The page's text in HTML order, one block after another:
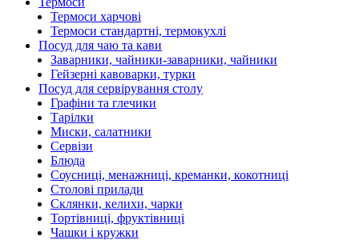
Термоси харчові
Термоси стандартні, термокухлі
Посуд для чаю та кави
Заварники, чайники-заварники, чайники
Гейзерні кавоварки, турки
Посуд для сервірування столу
Графіни та глечики
Тарілки
Миски, салатники
Сервізи
Блюда
Соусниці, менажниці, креманки, кокотниці
Столові прилади
Склянки, келихи, чарки
Тортівниці, фруктівниці
Чашки і кружки